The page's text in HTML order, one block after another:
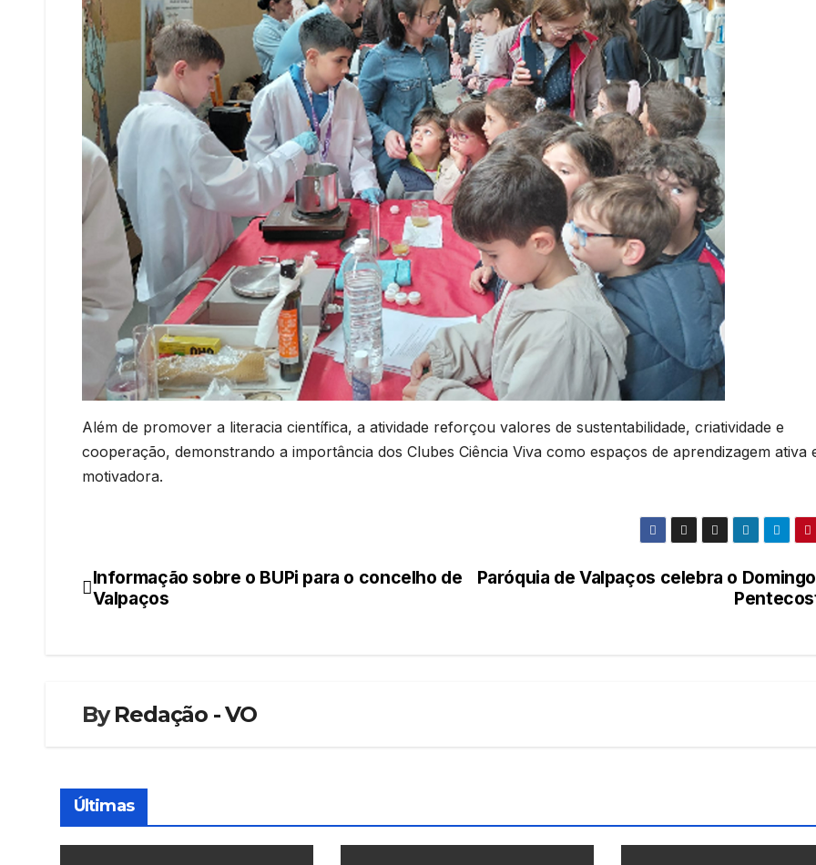
Além de promover a literacia científica, a atividade reforçou valores de sustentabilidade, criatividade e
cooperação, demonstrando a importância dos Clubes Ciência Viva como espaços de aprendizagem ativa
motivadora.
Navegação
Paróquia de Valpaços celebra o
Informação sobre o BUPi para o concelho de
Valpaços
ByRedação - VO
Últimas